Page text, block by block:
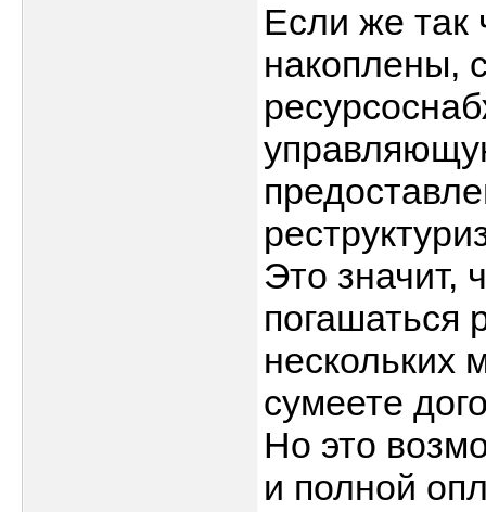
Если же так
накоплены,
Это значит,
погашаться
нескольких
сумеете
Но это
и полной